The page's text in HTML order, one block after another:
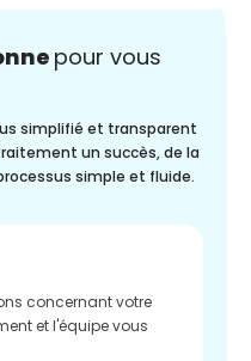
pour vous
simplifié et transparent
un succès, de la
simple et fluide.
concernant votre
et l'équipe vous